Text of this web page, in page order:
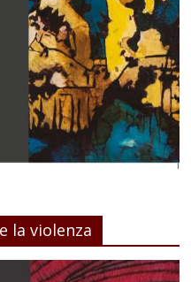
la violenza